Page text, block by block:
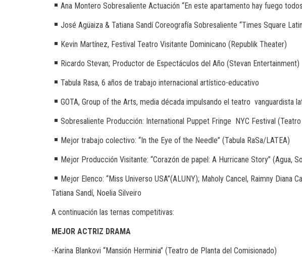
Ana Montero Sobresaliente Actuación “En este apartamento hay fuego
José Agüaiza & Tatiana Sandí Coreografía Sobresaliente “Times Square
Kevin Martínez, Festival Teatro Visitante Dominicano (Republik Theater)
Ricardo Stevan; Productor de Espectáculos del Año (Stevan Entertainment)
Tabula Rasa, 6 años de trabajo internacional artístico-educativo
GOTA, Group of the Arts, media década impulsando el teatro vanguardista
Sobresaliente Producción: International Puppet Fringe NYC Festival
Mejor trabajo colectivo: “In the Eye of the Needle” (Tabula RaSa/LATEA)
Mejor Producción Visitante: “Corazón de papel: A Hurricane Story” (Agua,
Mejor Elenco: “Miss Universo USA”(ALUNY); Maholy Cancel, Raimny
Tatiana Sandí, Noelia Silveiro
A continuación las ternas competitivas:
MEJOR ACTRIZ DRAMA
-Karina Blankovi “Mansión Herminia” (Teatro de Planta del Comisionado)